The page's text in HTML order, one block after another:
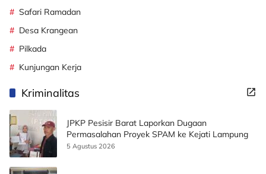
Safari Ramadan
Desa Krangean
Pilkada
Kunjungan Kerja
Kriminalitas
JPKP Pesisir Barat Laporkan Dugaan
Permasalahan Proyek SPAM ke Kejati Lampung
5 Agustus 2026